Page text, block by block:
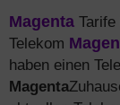
Magenta
Telekom
haben einen
Magenta